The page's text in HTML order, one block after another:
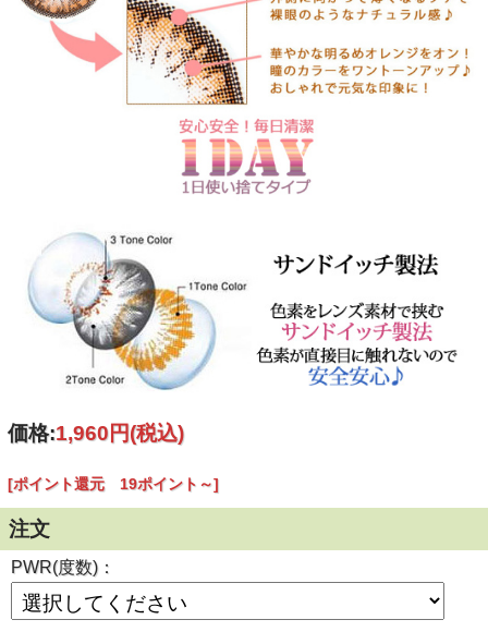
価格:1,960円(税込)
[ポイント還元 19ポイント～]
注文
PWR(度数)：